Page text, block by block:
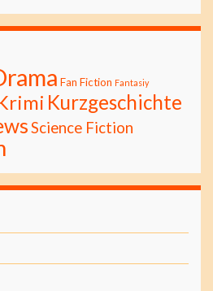
Fan Fiction Fantasiy
Kurzgeschichte
Science Fiction